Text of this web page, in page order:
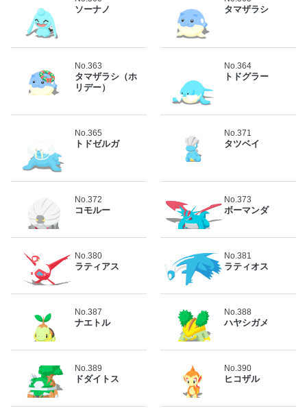
ソーナノ タマザラシ
No.363
タマザラシ（ホ
リデー）
No.364
トドグラー
No.365
トドゼルガ
No.371
タツベイ
No.372
コモルー
No.373
ボーマンダ
No.380
ラティアス
No.381
ラティオス
No.387
ナエトル
No.388
ハヤシガメ
No.389
ドダイトス
No.390
ヒコザル